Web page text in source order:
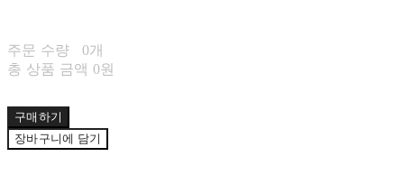
주문 수량
0개
총 상품 금액 0원
구매하기
장바구니에 담기